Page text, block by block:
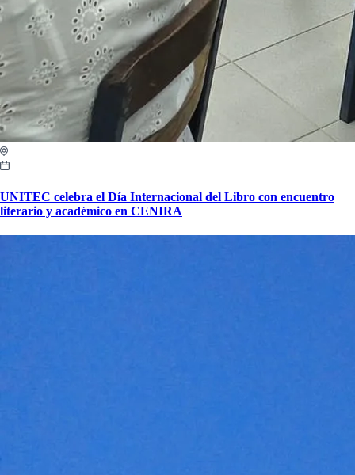
UNITEC celebra el Día Internacional del Libro con encuentro
literario y académico en CENIRA